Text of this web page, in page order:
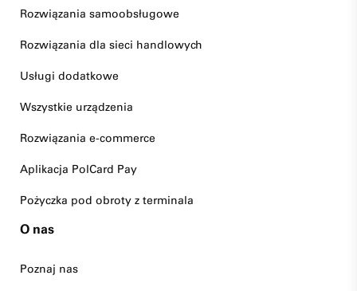
Rozwiązania samoobsługowe
Rozwiązania dla sieci handlowych
Usługi dodatkowe
Wszystkie urządzenia
Rozwiązania e-commerce
Aplikacja PolCard Pay
Pożyczka pod obroty z terminala
O nas
Poznaj nas